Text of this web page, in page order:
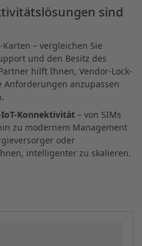
sind
– vergleichen Sie
und den Besitz des
hilft Ihnen, Vendor-Lock-
Anforderungen anzupassen
IoT-Konnektivität – von SIMs
zu modernem Management
oder
intelligenter zu skalieren.